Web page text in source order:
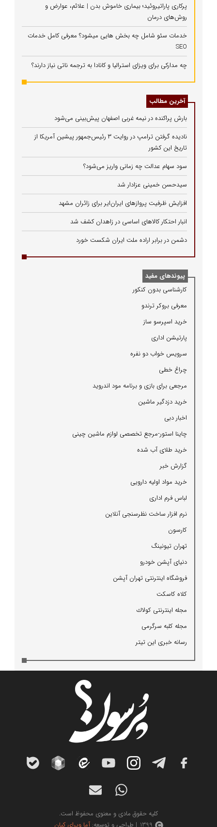
پرکاری پاراتیروئید؛ بیماری خاموش بدن | علائم، عوارض و
روش‌های درمان
خدمات سئو شامل چه بخش هایی میشود؟ معرفی کامل خدمات
SEO
چه مدارکی برای ویزای استرالیا و کانادا به ترجمه ناتی نیاز دارند؟
آخرین مطالب
بارش پراکنده در نیمه غربی اصفهان پیش‌بینی می‌شود
نادیده گرفتن ترامپ در روایت ۳ رئیس‌جمهور پیشین آمریکا از
تاریخ این کشور
سود سهام عدالت چه زمانی واریز می‌شود؟
سیدحسن خمینی عزادار شد
افزایش ظرفیت پروازهای ایران‌ایر برای زائران مشهد
انبار احتکار کالاهای اساسی در زاهدان کشف شد
دشمن در برابر اراده ملت ایران شکست خورد
پیوندهای مفید
كارشناسی بدون كنكور
معرفی بروكر ترندو
خرید اسپرسو ساز
پارتیشن اداری
سرویس خواب دو نفره
چراغ خطی
مرجعی برای بازی و برنامه مود اندروید
خرید دزدگیر ماشین
اخبار دبی
چاینا استور-مرجع تخصصی لوازم ماشین چینی
خرید طلای آب شده
گزارش خبر
خرید مواد اولیه دارویی
لباس فرم اداری
نرم افزار ساخت نظرسنجی آنلاین
كارسون
تهران تیونینگ
دنیای آپشن خودرو
فروشگاه اینترنتی تهران آپشن
كلاه كاسكت
مجله اینترنتی كولاك
مجله كلبه سرگرمی
رسانه خبری این تیتر
کلیه حقوق مادی و معنوی محفوظ است.
1399 | طراحی و توسعه:
آما ویرای کیان